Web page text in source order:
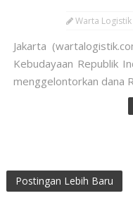
Warta Logistik
Jakarta
Kebudayaan Republik
menggelontorkan dana
Postingan Lebih Baru